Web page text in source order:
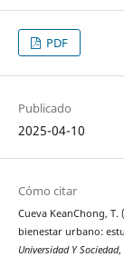
PDF
Publicado
2025-04-10
Cómo citar
Cueva KeanChong,
bienestar urbano:
Universidad Y Sociedad,